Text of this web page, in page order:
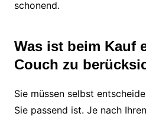
schonend.
Was ist beim Kauf
Couch zu
Sie müssen selbst
Sie passend ist. Je nach